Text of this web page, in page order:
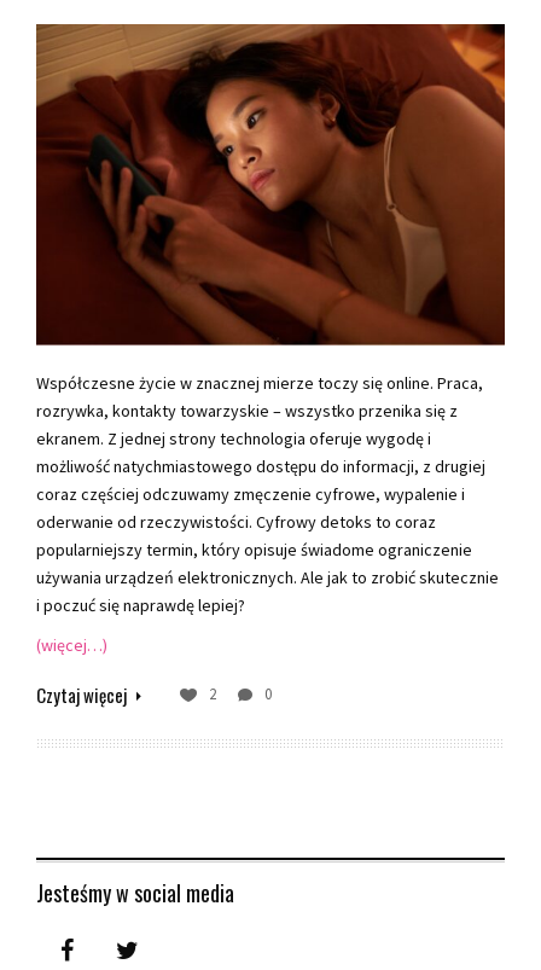
Współczesne życie w znacznej mierze toczy się online. Praca,
rozrywka, kontakty towarzyskie – wszystko przenika się z
ekranem. Z jednej strony technologia oferuje wygodę i
możliwość natychmiastowego dostępu do informacji, z drugiej
coraz częściej odczuwamy zmęczenie cyfrowe, wypalenie i
oderwanie od rzeczywistości. Cyfrowy detoks to coraz
popularniejszy termin, który opisuje świadome ograniczenie
używania urządzeń elektronicznych. Ale jak to zrobić skutecznie
i poczuć się naprawdę lepiej?
(więcej…)
Czytaj więcej 2 0
Jesteśmy w social media